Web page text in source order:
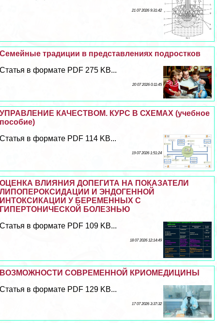
21 07 2026 9:31:42
Семейные традиции в представлениях подростков
Статья в формате PDF 275 KB...
20 07 2026 0:11:45
УПРАВЛЕНИЕ КАЧЕСТВОМ. КУРС В СХЕМАХ (учебное
пособие)
Статья в формате PDF 114 KB...
19 07 2026 1:51:24
ОЦЕНКА ВЛИЯНИЯ ДОПЕГИТА НА ПОКАЗАТЕЛИ
ЛИПОПЕРОКСИДАЦИИ И ЭНДОГЕННОЙ
ИНТОКСИКАЦИИ У БЕРЕМЕННЫХ С
ГИПЕРТОНИЧЕСКОЙ БОЛЕЗНЬЮ
Статья в формате PDF 109 KB...
18 07 2026 12:14:49
ВОЗМОЖНОСТИ СОВРЕМЕННОЙ КРИОМЕДИЦИНЫ
Статья в формате PDF 129 KB...
17 07 2026 3:37:32